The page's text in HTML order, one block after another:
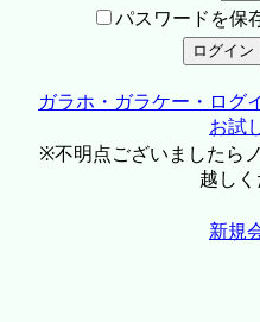
パスワードを保
ガラホ・ガラケー・ログ
お試
※不明点ございましたら
越しく
新規